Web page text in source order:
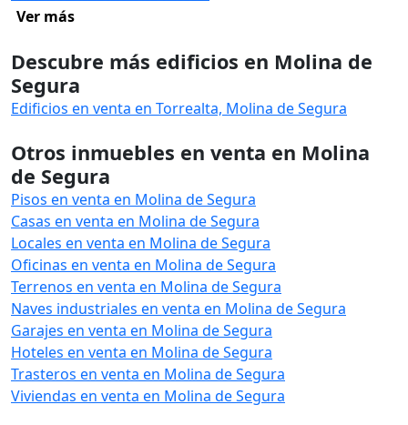
Ver más
Descubre más edificios en Molina de
Segura
Edificios en venta en Torrealta, Molina de Segura
Otros inmuebles en venta en Molina
de Segura
Pisos en venta en Molina de Segura
Casas en venta en Molina de Segura
Locales en venta en Molina de Segura
Oficinas en venta en Molina de Segura
Terrenos en venta en Molina de Segura
Naves industriales en venta en Molina de Segura
Garajes en venta en Molina de Segura
Hoteles en venta en Molina de Segura
Trasteros en venta en Molina de Segura
Viviendas en venta en Molina de Segura